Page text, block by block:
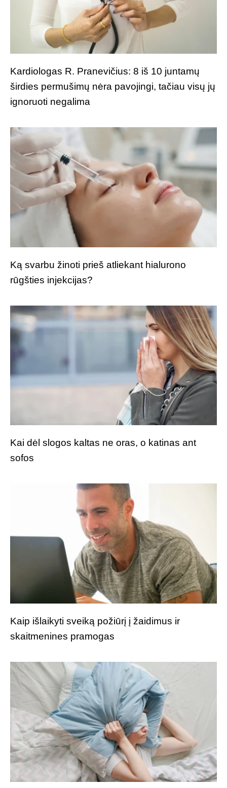
Kardiologas R. Pranevičius: 8 iš 10 juntamų
širdies permušimų nėra pavojingi, tačiau visų jų
ignoruoti negalima
Ką svarbu žinoti prieš atliekant hialurono
rūgšties injekcijas?
Kai dėl slogos kaltas ne oras, o katinas ant
sofos
Kaip išlaikyti sveiką požiūrį į žaidimus ir
skaitmenines pramogas